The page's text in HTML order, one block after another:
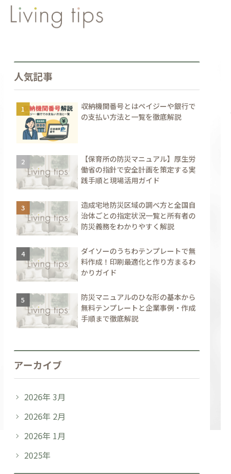
人気記事
収納機関番号とはペイジーや銀行で
の支払い方法と一覧を徹底解説
【保育所の防災マニュアル】厚生労
働省の指針で安全計画を策定する実
践手順と現場活用ガイド
造成宅地防災区域の調べ方と全国自
治体ごとの指定状況一覧と所有者の
防災義務をわかりやすく解説
ダイソーのうちわテンプレートで無
料作成！印刷最適化と作り方まるわ
かりガイド
防災マニュアルのひな形の基本から
無料テンプレートと企業事例・作成
手順まで徹底解説
アーカイブ
2026年 3月
2026年 2月
2026年 1月
2025年